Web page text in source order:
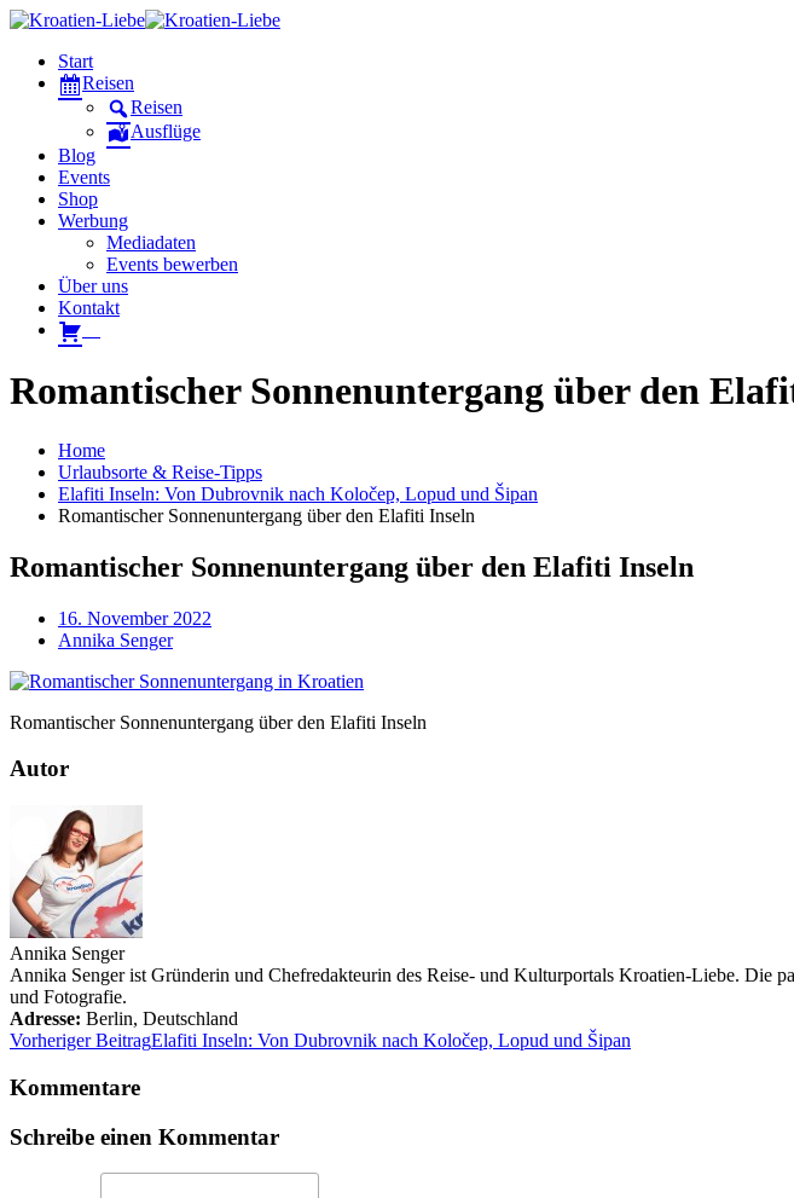
Start
Reisen
Reisen
Ausflüge
Blog
Events
Shop
Werbung
Mediadaten
Events bewerben
Über uns
Kontakt
Romantischer Sonnenuntergang über den
Home
Urlaubsorte & Reise-Tipps
Elafiti Inseln: Von Dubrovnik nach Koločep, Lopud und Šipan
Romantischer Sonnenuntergang über den Elafiti Inseln
Romantischer Sonnenuntergang über den Elafiti Inseln
16. November 2022
Annika Senger
Romantischer Sonnenuntergang über den Elafiti Inseln
Autor
Annika Senger
Annika Senger ist Gründerin und Chefredakteurin des Reise- und Kulturportals Kroatien-Liebe. Die
und Fotografie.
Adresse: Berlin, Deutschland
Vorheriger BeitragElafiti Inseln: Von Dubrovnik nach Koločep, Lopud und Šipan
Kommentare
Schreibe einen Kommentar